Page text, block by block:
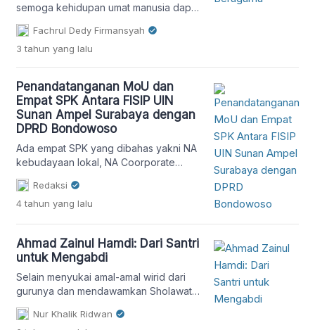
semoga kehidupan umat manusia dapat
berlangsung dengan aman dan damai
sejahtera.
Fachrul Dedy Firmansyah
3 tahun yang lalu
Penandatanganan MoU dan
Empat SPK Antara FISIP UIN
Sunan Ampel Surabaya dengan
DPRD Bondowoso
Ada empat SPK yang dibahas yakni NA
kebudayaan lokal, NA Coorporate
Social Responsibility/CSR, NA Pancasila
dan Wawasan Kebangsaan, dan NA
Pernikahan dini.
Redaksi
4 tahun yang lalu
Ahmad Zainul Hamdi: Dari Santri
untuk Mengabdi
Selain menyukai amal-amal wirid dari
gurunya dan mendawamkan Sholawat
Tafrijiyah/Nariyah 7 x setiap selesai
salat, dan Ayat Kursi 7x setiap selesai
Nur Khalik Ridwan